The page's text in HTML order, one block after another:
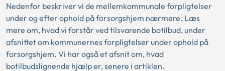
Nedenfor beskriver vi de mellemkommunale forpligtelser
under og efter ophold på forsorgshjem nærmere. Læs
mere om, hvad vi forstår ved tilsvarende botilbud, under
afsnittet om kommunernes forpligtelser under ophold på
forsorgshjem. Vi har også et afsnit om, hvad
botilbudslignende hjælp er, senere i artiklen.